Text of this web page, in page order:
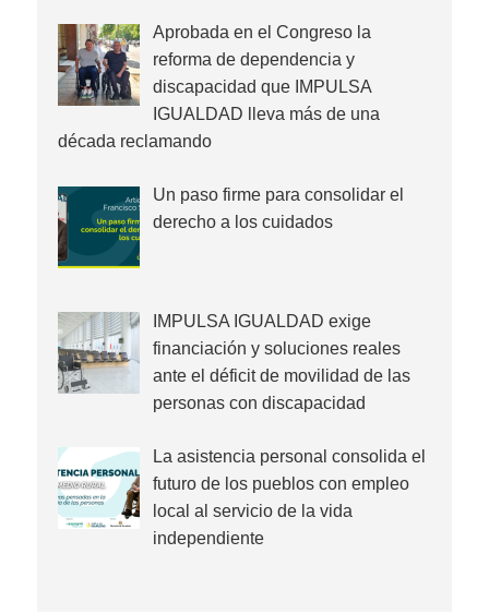
Aprobada en el Congreso la
reforma de dependencia y
discapacidad que IMPULSA
IGUALDAD lleva más de una
década reclamando
Un paso firme para consolidar el
derecho a los cuidados
IMPULSA IGUALDAD exige
financiación y soluciones reales
ante el déficit de movilidad de las
personas con discapacidad
La asistencia personal consolida el
futuro de los pueblos con empleo
local al servicio de la vida
independiente